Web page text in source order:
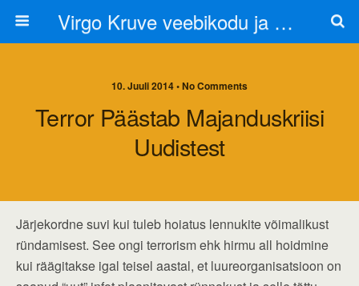
Virgo Kruve veebikodu ja blogi
10. Juuli 2014 • No Comments
Terror Päästab Majanduskriisi
Uudistest
Järjekordne suvi kui tuleb hoiatus lennukite võimalikust
ründamisest. See ongi terrorism ehk hirmu all hoidmine
kui räägitakse igal teisel aastal, et luureorganisatsioon on